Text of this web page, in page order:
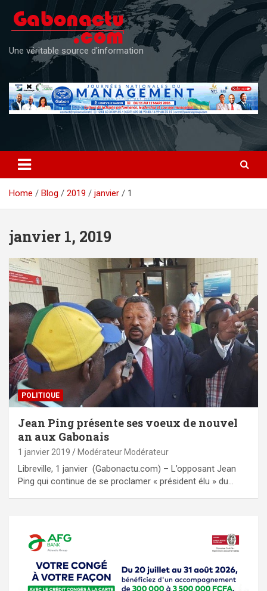
content
Une véritable source d'information
Home Blog 2019 janvier 1
janvier 1, 2019
POLITIQUE
Jean Ping présente ses voeux de nouvel
an aux Gabonais
1 janvier 2019 Modérateur Modérateur
Libreville, 1 janvier (Gabonactu.com) – L’opposant Jean
Ping qui continue de se proclamer « président élu » du…